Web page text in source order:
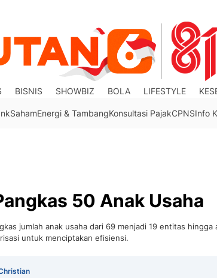
BISNIS SHOWBIZ BOLA LIFESTYLE
SahamEnergi & TambangKonsultasi PajakCPNSInfo
50 Anak Usaha
jumlah anak usaha dari 69 menjadi 19 entitas hingga
untuk menciptakan efisiensi.